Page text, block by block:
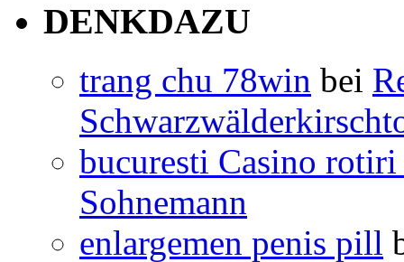
DENKDAZU
trang chu 78win bei
bucuresti Casino
Sohnemann
enlargemen penis pill